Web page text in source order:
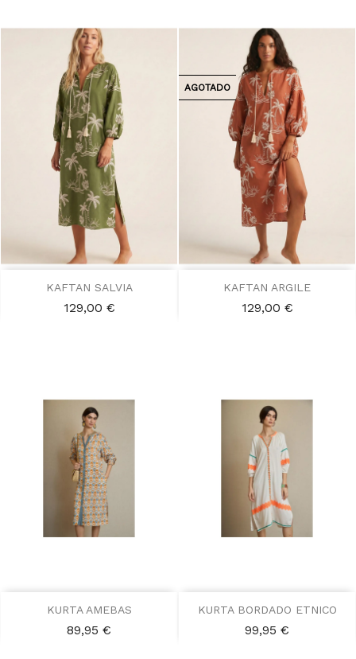
KAFTAN SALVIA
Precio
129,00 €
KAFTAN ARGILE
Precio
129,00 €
AGOTADO
KURTA AMEBAS
Precio
89,95 €
KURTA BORDADO ETNICO
Precio
99,95 €